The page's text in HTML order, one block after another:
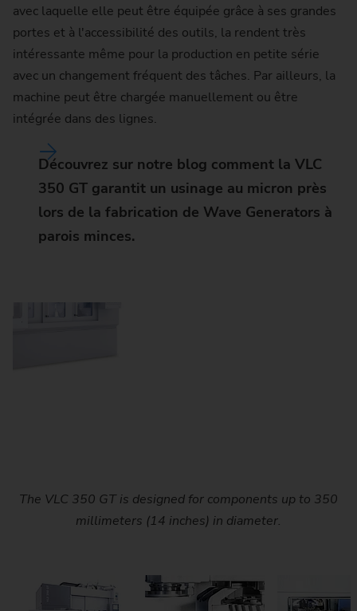
avec laquelle elle peut être équipée grâce à ses grandes
portes et à l'accessibilité des outils, la rendent très
intéressante même pour la production en petite série
avec un changement fréquent des tâches. Par ailleurs, la
machine peut être chargée manuellement ou être
intégrée dans des lignes.
Découvrez sur notre blog comment la VLC
350 GT garantit un usinage au micron près
lors de la fabrication de Wave Generators à
parois minces.
The VLC 350 GT is designed for components up to 350
millimeters (14 inches) in diameter.
The residual machining allowance after turning is just a
few millimeters. This leads to a considerably shorter
The linear motor in the X-axis moves the components
into the machining position particularly fast.
The VLC 350 GT enables traditional hard machining of
gears and many other chucked components with internal
The large machining area is ready for any task and offers
space for additional grinding spindles.